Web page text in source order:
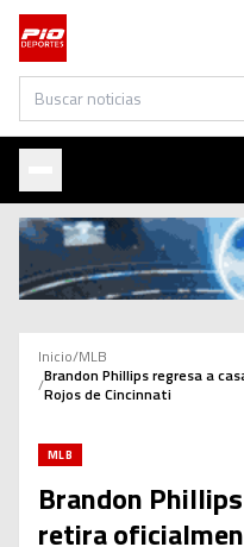
Buscar
Inicio/MLB
/Brandon Phillips regresa a
Rojos de Cincinnati
MLB
Brandon
retira